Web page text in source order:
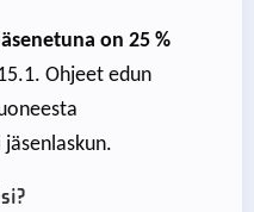
on 25 %
Ohjeet edun